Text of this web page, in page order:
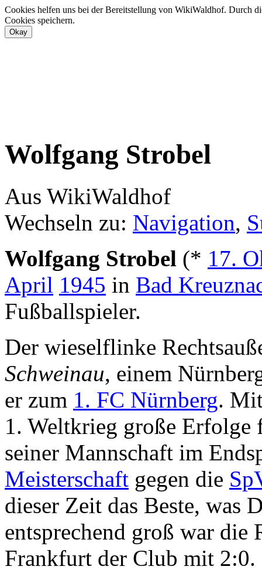
Cookies helfen uns bei der Bereitstellung von WikiWaldhof. Durch
Cookies speichern.
Wolfgang Strobel
Aus WikiWaldhof
Wechseln zu: Navigation,
Wolfgang Strobel (* 17.
April 1945 in Bad
Fußballspieler.
Der wieselflinke
Schweinau, einem
er zum 1. FC Nürnberg.
1. Weltkrieg große
seiner Mannschaft im
Meisterschaft gegen die
dieser Zeit das Beste, was
entsprechend groß war
Frankfurt der Club mit 2:0.